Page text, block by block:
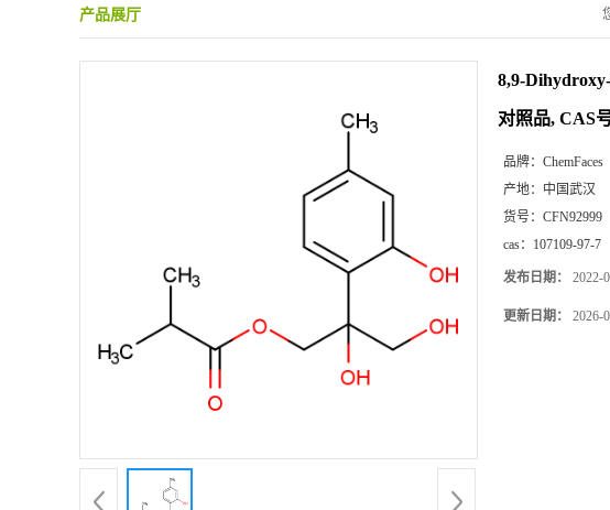
产品展厅
8,9-
对照品, CAS
品牌： ChemFaces
产地： 中国武汉
货号： CFN92999
cas： 107109-97-7
发布日期： 2022-
更新日期： 2026-